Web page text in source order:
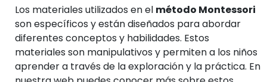
Los materiales utilizados en el método Montessori
son específicos y están diseñados para abordar
diferentes conceptos y habilidades. Estos
materiales son manipulativos y permiten a los niños
aprender a través de la exploración y la práctica. En